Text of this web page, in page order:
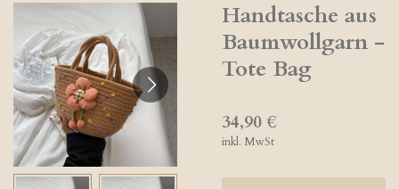
Handtasche aus
Baumwollgarn -
Tote Bag
34,90 €
inkl. MwSt